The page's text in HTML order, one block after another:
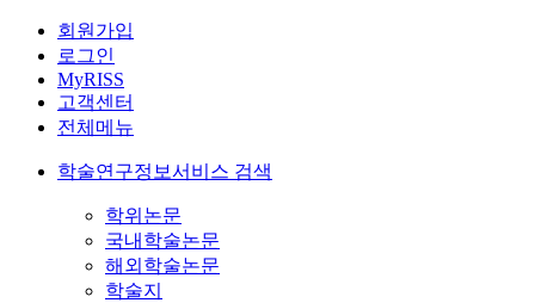
회원가입
로그인
MyRISS
고객센터
전체메뉴
학술연구정보서비스 검색
학위논문
국내학술논문
해외학술논문
학술지